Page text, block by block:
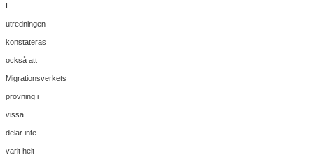
I
utredningen
konstateras
också att
Migrationsverkets
prövning i
vissa
delar inte
varit helt